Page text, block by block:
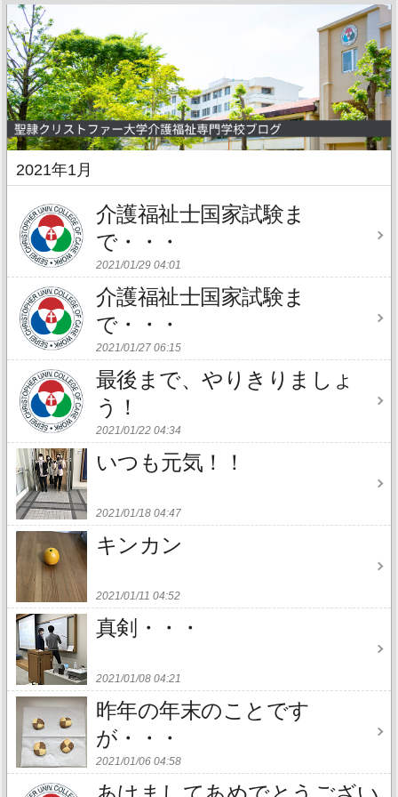
2021年1月
介護福祉士国家試験ま
で・・・
2021/01/29 04:01
介護福祉士国家試験ま
で・・・
2021/01/27 06:15
最後まで、やりきりましょ
う！
2021/01/22 04:34
いつも元気！！
2021/01/18 04:47
キンカン
2021/01/11 04:52
真剣・・・
2021/01/08 04:21
昨年の年末のことです
が・・・
2021/01/06 04:58